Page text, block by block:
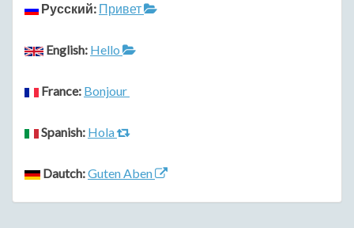
Русский: Привет
English: Hello
France: Bonjour
Spanish: Hola
Dautch:Guten Aben